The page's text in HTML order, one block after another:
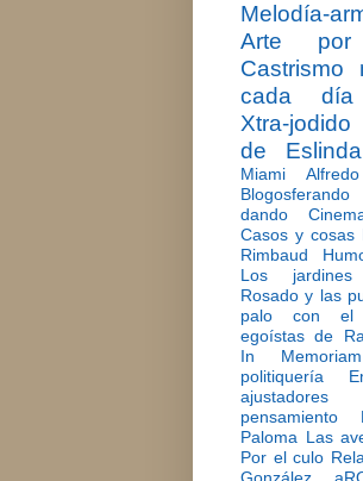
Melodía-
Arte
Castrismo
cada día
Xtra-jodido
de
Miami
Blogosferando
dando
Casos y cosas
Rimbaud
Los
Rosado y las
palo con el
egoístas de
In Memoriam
politiquería
ajustadores
pensamiento
Paloma Las
Por el culo